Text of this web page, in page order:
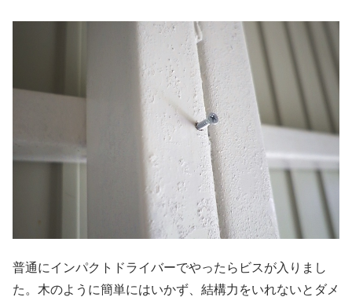
普通にインパクトドライバーでやったらビスが入りまし
た。木のように簡単にはいかず、結構力をいれないとダメ